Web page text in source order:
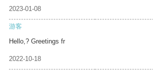
2023-01-08
游客
Hello,? Greetings fr
2022-10-18